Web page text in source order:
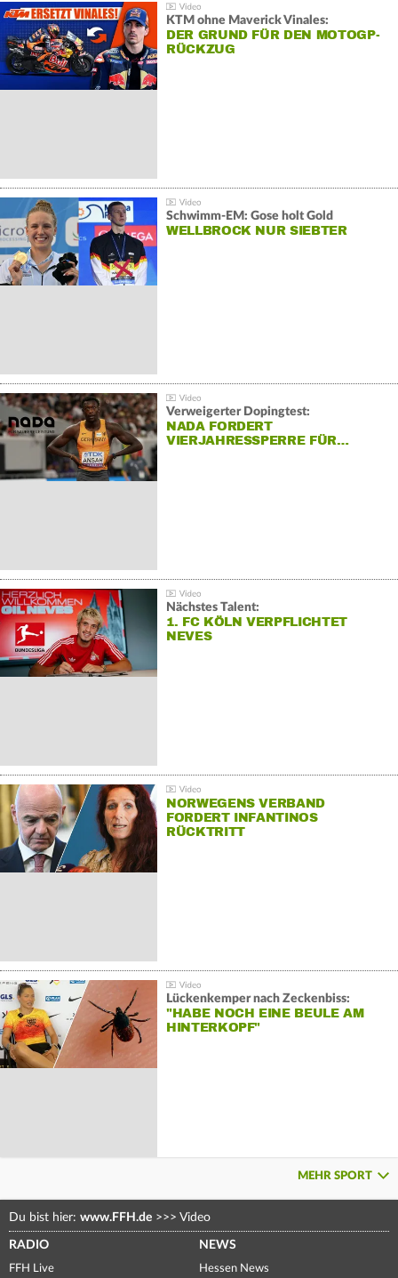
KTM ohne Maverick Vinales:
DER GRUND FÜR DEN MOTOGP-
RÜCKZUG
Schwimm-EM: Gose holt Gold
WELLBROCK NUR SIEBTER
Verweigerter Dopingtest:
NADA FORDERT
VIERJAHRESSPERRE FÜR…
Nächstes Talent:
1. FC KÖLN VERPFLICHTET
NEVES
NORWEGENS VERBAND
FORDERT INFANTINOS
RÜCKTRITT
Lückenkemper nach Zeckenbiss:
"HABE NOCH EINE BEULE AM
HINTERKOPF"
MEHR SPORT
Du bist hier: www.FFH.de >>> Video
RADIO
FFH Live
NEWS
Hessen News